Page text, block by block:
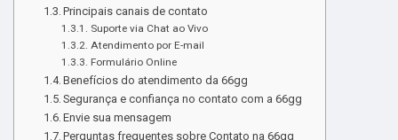
Principais canais de contato
Suporte via Chat ao Vivo
Atendimento por E-mail
Formulário Online
Benefícios do atendimento da 66gg
Segurança e confiança no contato com a 66gg
Envie sua mensagem
Perguntas frequentes sobre Contato na 66gg